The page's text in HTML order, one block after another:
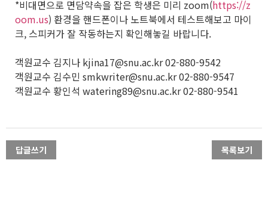
*비대면으로 면담약속을 잡은 학생은 미리 zoom(https://z
oom.us) 환경을 핸드폰이나 노트북에서 테스트해보고 마이
크, 스피커가 잘 작동하는지 확인해놓길 바랍니다.
객원교수 김지나 kjina17@snu.ac.kr 02-880-9542
객원교수 김수민 smkwriter@snu.ac.kr 02-880-9547
객원교수 황인석 watering89@snu.ac.kr 02-880-9541
답글쓰기 목록보기